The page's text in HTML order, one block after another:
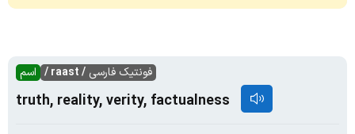
اسم فونتیک فارسی / raast /
truth, reality, verity, factualness